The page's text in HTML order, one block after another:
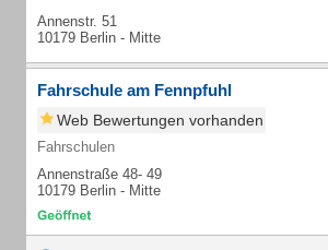
Annenstr. 51
10179 Berlin - Mitte
Fahrschule am Fennpfuhl
Web Bewertungen vorhanden
Fahrschulen
Annenstraße 48- 49
10179 Berlin - Mitte